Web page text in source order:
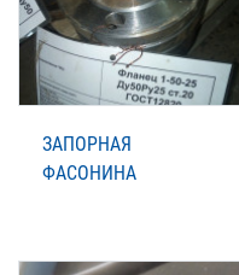
ЗАПОРНАЯ
ФАСОНИНА